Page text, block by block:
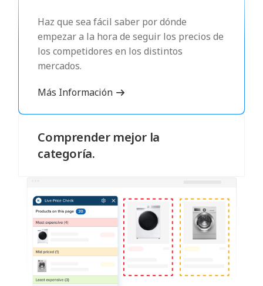
Haz que sea fácil saber por dónde
empezar a la hora de seguir los precios de
los competidores en los distintos
mercados.
Más Información
Comprender mejor la
categoría.
caro, quién cambia de precio más/menos a
menudo, quién cambia de precio primero,
los recién llegados a una categoría y
mucho más.
Más Información